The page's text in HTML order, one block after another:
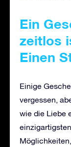
Ein
zeitlos
Einen
Einige
vergessen,
wie die Liebe